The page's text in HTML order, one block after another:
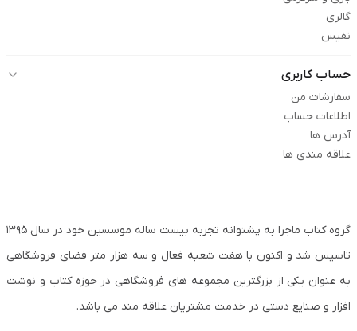
گالری
نفیس
حساب کاربری
سفارشات من
اطلاعات حساب
آدرس ها
علاقه مندی ها
گروه کتاب ماجرا به پشتوانه تجربه بیست ساله موسسین خود در سال ۱۳۹۵
تاسیس شد و اکنون با هفت شعبه فعال و سه هزار متر فضای فروشگاهی
به عنوان یکی از بزرگترین مجموعه های فروشگاهی در حوزه کتاب و نوشت
افزار و صنایع دستی در خدمت مشتریان علاقه مند می باشد.